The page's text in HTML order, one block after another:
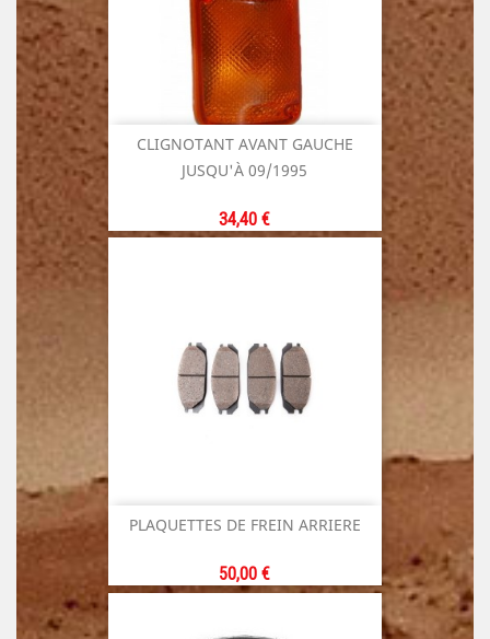
CLIGNOTANT AVANT GAUCHE
JUSQU'À 09/1995
Prix
34,40 €
PLAQUETTES DE FREIN ARRIERE
Prix
50,00 €